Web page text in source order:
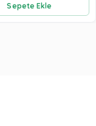
Sepete Ekle